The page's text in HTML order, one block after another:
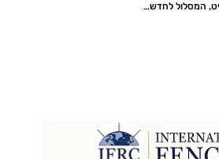
חדשות, מאמרים, מכון וינגייט, המסלול לחדשנות, ספורט הישגי